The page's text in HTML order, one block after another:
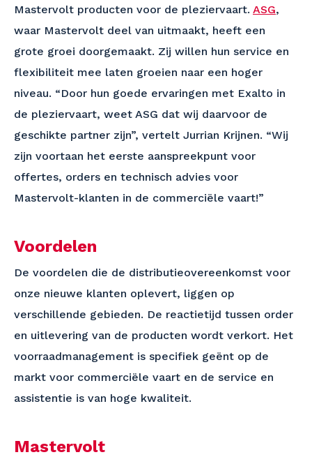
Mastervolt producten voor de pleziervaart. ASG,
waar Mastervolt deel van uitmaakt, heeft een
grote groei doorgemaakt. Zij willen hun service en
flexibiliteit mee laten groeien naar een hoger
niveau. “Door hun goede ervaringen met Exalto in
de pleziervaart, weet ASG dat wij daarvoor de
geschikte partner zijn”, vertelt Jurrian Krijnen. “Wij
zijn voortaan het eerste aanspreekpunt voor
offertes, orders en technisch advies voor
Mastervolt-klanten in de commerciële vaart!”
Voordelen
De voordelen die de distributieovereenkomst voor
onze nieuwe klanten oplevert, liggen op
verschillende gebieden. De reactietijd tussen order
en uitlevering van de producten wordt verkort. Het
voorraadmanagement is specifiek geënt op de
markt voor commerciële vaart en de service en
assistentie is van hoge kwaliteit.
Mastervolt